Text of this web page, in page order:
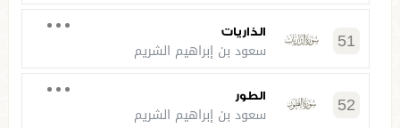
51 الذاريات
سعود بن إبراهيم الشريم
52 الطور
سعود بن إبراهيم الشريم